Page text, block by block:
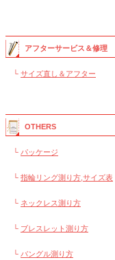
アフターサービス＆修理
└ サイズ直し＆アフター
OTHERS
└ パッケージ
└ 指輪リング測り方,サイズ表
└ ネックレス測り方
└ ブレスレット測り方
└ バングル測り方